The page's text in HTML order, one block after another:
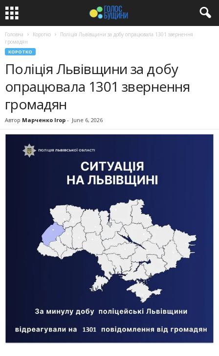
Головна Коротко
Поліція Львівщини за добу опрацювала 1301 звернення
громадян
КОРОТКО
Поліція Львівщини за добу
опрацювала 1301 звернення
громадян
Автор Марченко Ігор - June 6, 2026